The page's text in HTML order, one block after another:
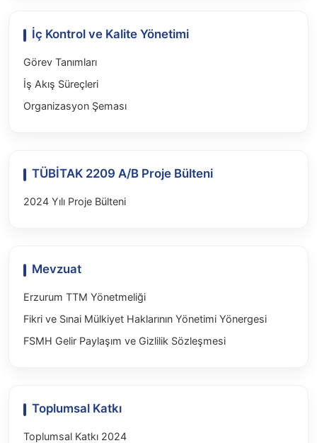
İç Kontrol ve Kalite Yönetimi
Görev Tanımları
İş Akış Süreçleri
Organizasyon Şeması
TÜBİTAK 2209 A/B Proje Bülteni
2024 Yılı Proje Bülteni
Mevzuat
Erzurum TTM Yönetmeliği
Fikri ve Sınai Mülkiyet Haklarının Yönetimi Yönergesi
FSMH Gelir Paylaşım ve Gizlilik Sözleşmesi
Toplumsal Katkı
Toplumsal Katkı 2024